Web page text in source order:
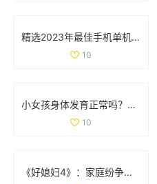
精选2023年最佳手机单机游戏APP推荐与排行榜分享
10
小女孩身体发育正常吗？肛门微开现象解析
10
《好媳妇4》：家庭纷争与亲情考验交织的真实生活故事